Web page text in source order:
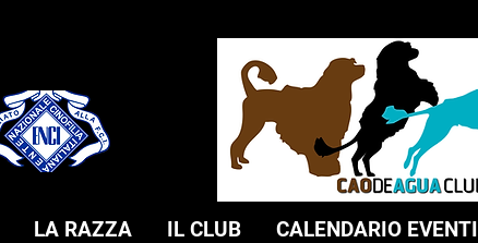
LA RAZZA IL CLUB CALENDARIO EVENTI